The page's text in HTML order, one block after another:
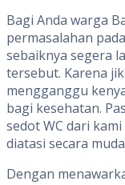
Bagi Anda warga
permasalahan
sebaiknya segera
tersebut. Karena
mengganggu
bagi kesehatan.
sedot WC dari
diatasi secara
Dengan